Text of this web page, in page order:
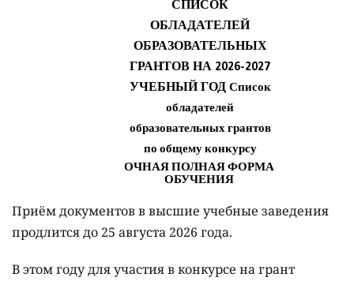
Приём документов в высшие учебные заведения
продлится до 25 августа 2026 года.
В этом году для участия в конкурсе на грант